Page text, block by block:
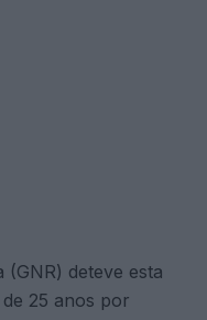
deteve esta
25 anos por